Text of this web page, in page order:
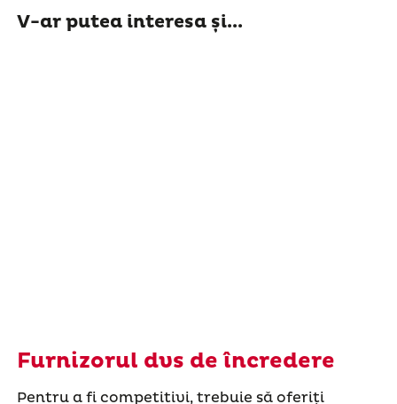
V-ar putea interesa și...
Furnizorul dvs de încredere
Pentru a fi competitivi, trebuie să oferiți